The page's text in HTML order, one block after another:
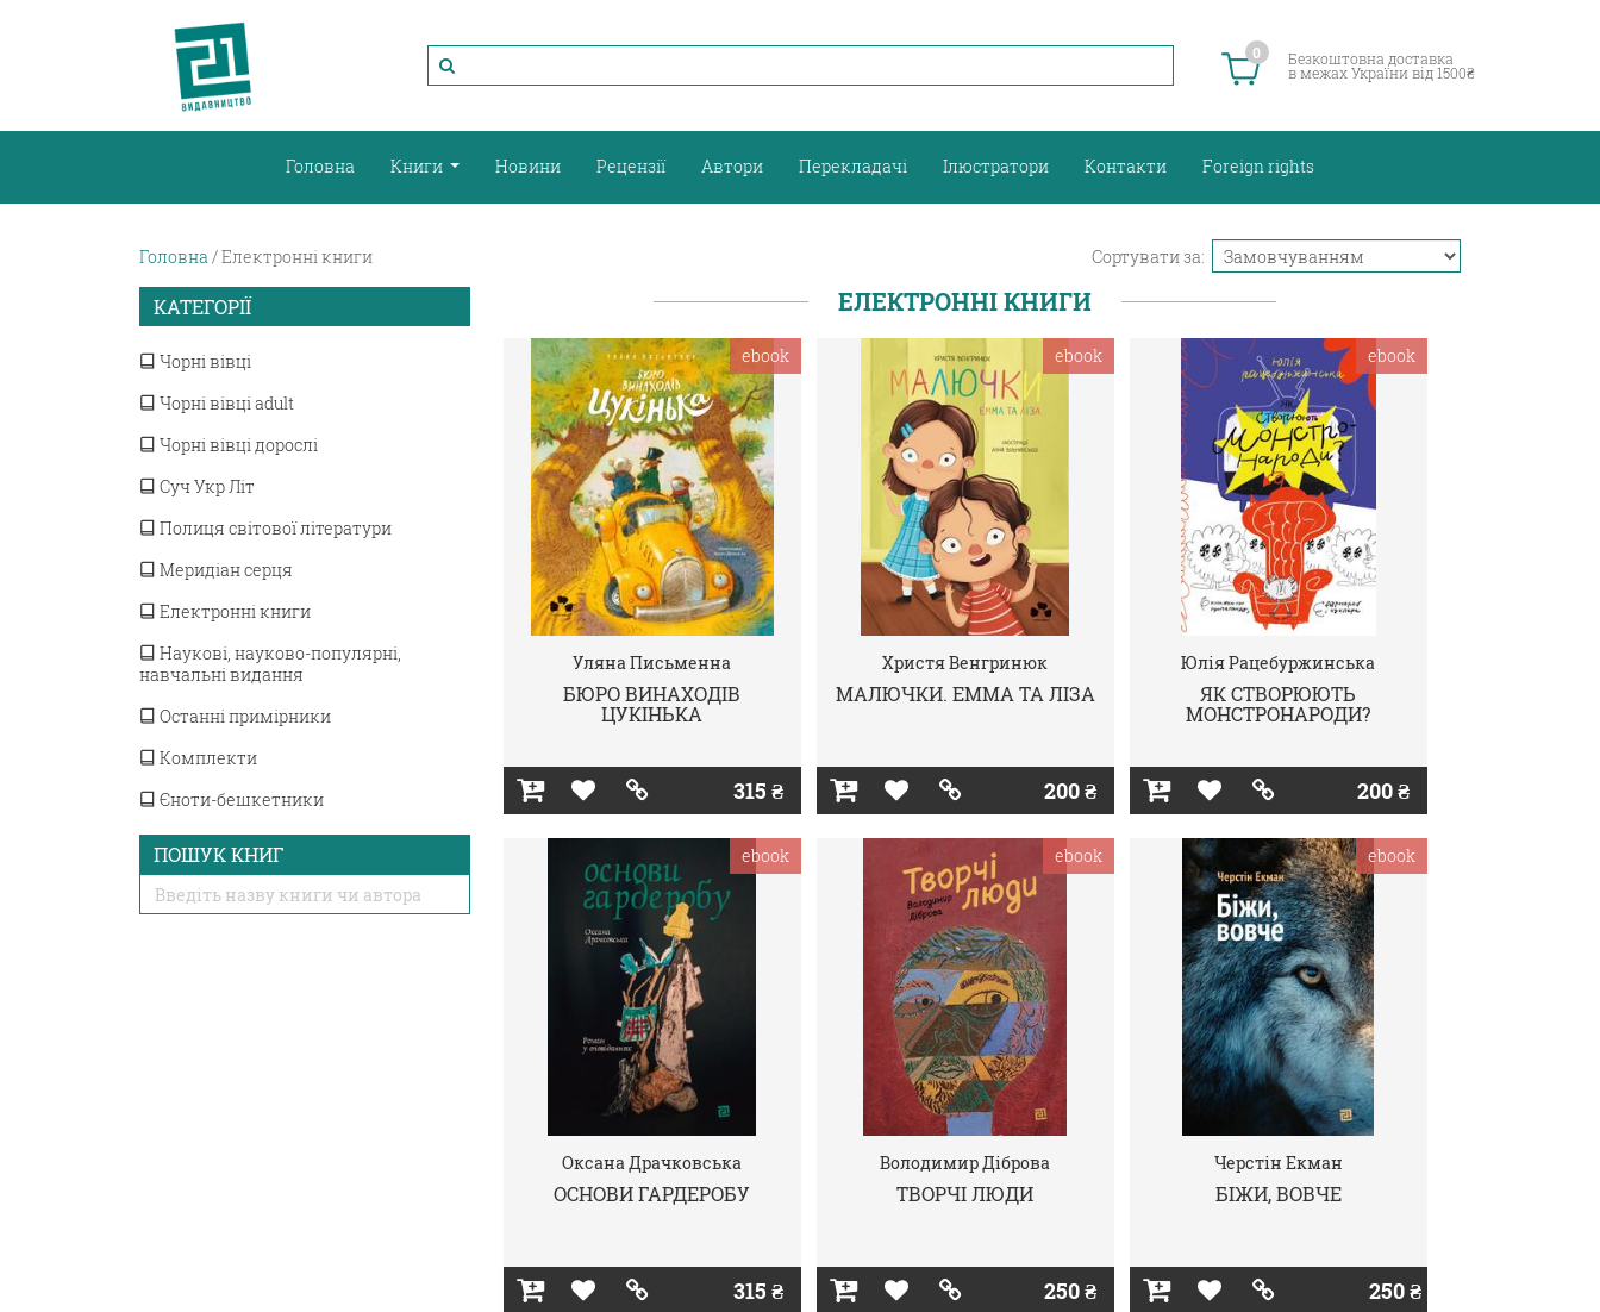
0 Безкоштовна доставка
в межах України від 1500₴
Головна Книги Новини Рецензії Автори Перекладачі Ілюстратори Контакти Foreign rights
Головна Електронні книги Сортувати за:
КАТЕГОРІЇ
Чорні вівці
Чорні вівці adult
Чорні вівці дорослі
Суч Укр Літ
Полиця світової літератури
Меридіан серця
Електронні книги
Наукові, науково-популярні,
навчальні видання
Останні примірники
Комплекти
Єноти-бешкетники
ПОШУК КНИГ
ЕЛЕКТРОННІ КНИГИ
Уляна Письменна
БЮРО ВИНАХОДІВ
ЦУКІНЬКА
315 ₴
ebook
Христя Венгринюк
МАЛЮЧКИ. ЕММА ТА ЛІЗА
200 ₴
ebook
Юлія Рацебуржинська
ЯК СТВОРЮЮТЬ
МОНСТРОНАРОДИ?
200 ₴
ebook
Оксана Драчковська
ОСНОВИ ГАРДЕРОБУ
315 ₴
ebook
Володимир Діброва
ТВОРЧІ ЛЮДИ
250 ₴
ebook
Черстін Екман
БІЖИ, ВОВЧЕ
250 ₴
ebook